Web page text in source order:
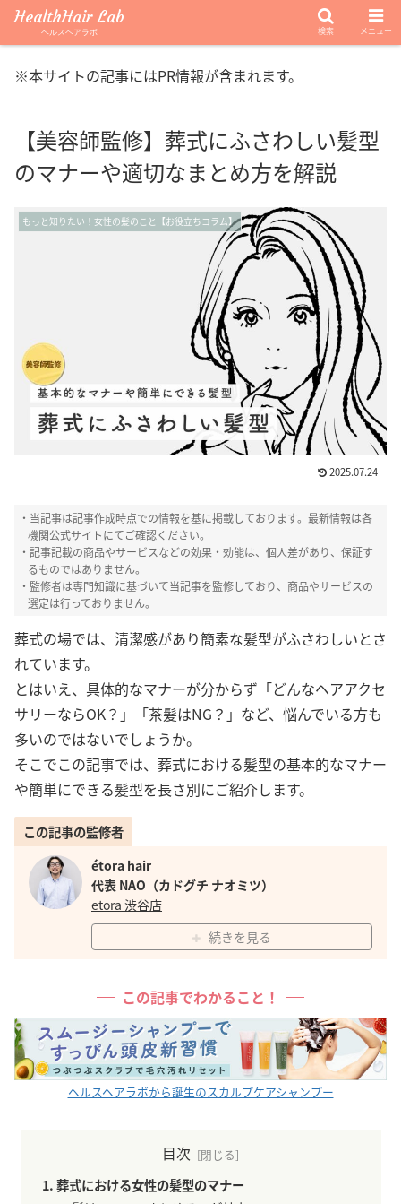
※本サイトの記事にはPR情報が含まれます。
【美容師監修】葬式にふさわしい髪型
のマナーや適切なまとめ方を解説
もっと知りたい！女性の髪のこと【お役立ちコラム】
2025.07.24
・当記事は記事作成時点での情報を基に掲載しております。最新情報は各
機関公式サイトにてご確認ください。
・記事記載の商品やサービスなどの効果・効能は、個人差があり、保証す
るものではありません。
・監修者は専門知識に基づいて当記事を監修しており、商品やサービスの
選定は行っておりません。
葬式の場では、清潔感があり簡素な髪型がふさわしいとさ
れています。
とはいえ、具体的なマナーが分からず「どんなヘアアクセ
サリーならOK？」「茶髪はNG？」など、悩んでいる方も
多いのではないでしょうか。
そこでこの記事では、葬式における髪型の基本的なマナー
や簡単にできる髪型を長さ別にご紹介します。
この記事の監修者
étora hair
代表 NAO（カドグチ ナオミツ）
etora 渋谷店
続きを見る
この記事でわかること！
ヘルスヘアラボから誕生のスカルプケアシャンプー
目次
葬式における女性の髪型のマナー
HealthHair Lab
ヘルスヘアラボ 検索 メニュー